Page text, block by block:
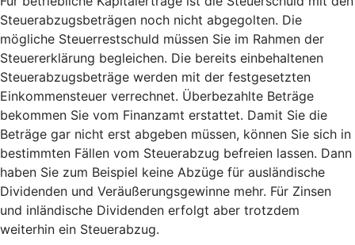
Steuerabzugsbeträgen noch nicht abgegolten. Die
mögliche Steuerrestschuld müssen Sie im Rahmen der
Steuererklärung begleichen. Die bereits einbehaltenen
Steuerabzugsbeträge werden mit der festgesetzten
Einkommensteuer verrechnet. Überbezahlte Beträge
bekommen Sie vom Finanzamt erstattet. Damit Sie die
Beträge gar nicht erst abgeben müssen, können Sie sich in
bestimmten Fällen vom Steuerabzug befreien lassen. Dann
haben Sie zum Beispiel keine Abzüge für ausländische
Dividenden und Veräußerungsgewinne mehr. Für Zinsen
und inländische Dividenden erfolgt aber trotzdem
weiterhin ein Steuerabzug.